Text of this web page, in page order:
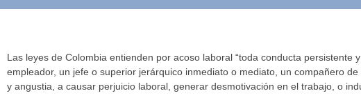
Las leyes de Colombia entienden por acoso laboral “toda conducta
empleador, un jefe o superior jerárquico inmediato o mediato, un compañero
y angustia, a causar perjuicio laboral, generar desmotivación en el trabajo, o